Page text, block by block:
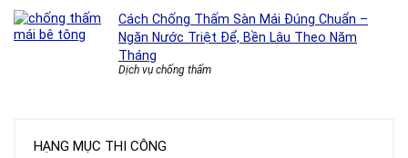
Cách Chống Thấm Sàn Mái Đúng Chuẩn –
Ngăn Nước Triệt Để, Bền Lâu Theo Năm
Tháng
Dịch vụ chống thấm
HẠNG MỤC THI CÔNG